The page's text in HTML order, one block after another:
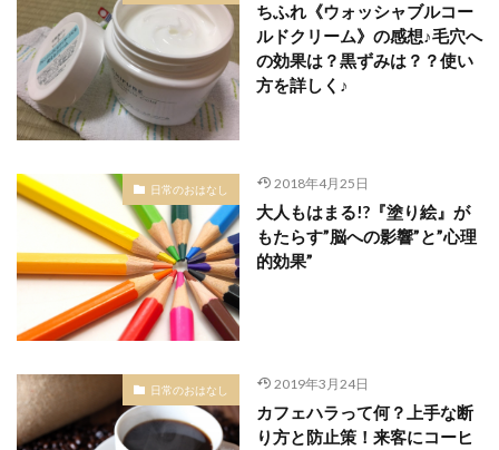
ちふれ《ウォッシャブルコー
ルドクリーム》の感想♪毛穴へ
の効果は？黒ずみは？？使い
方を詳しく♪
日常のおはなし 2018年4月25日
大人もはまる!?『塗り絵』が
もたらす”脳への影響”と”心理
的効果”
日常のおはなし 2019年3月24日
カフェハラって何？上手な断
り方と防止策！来客にコーヒ